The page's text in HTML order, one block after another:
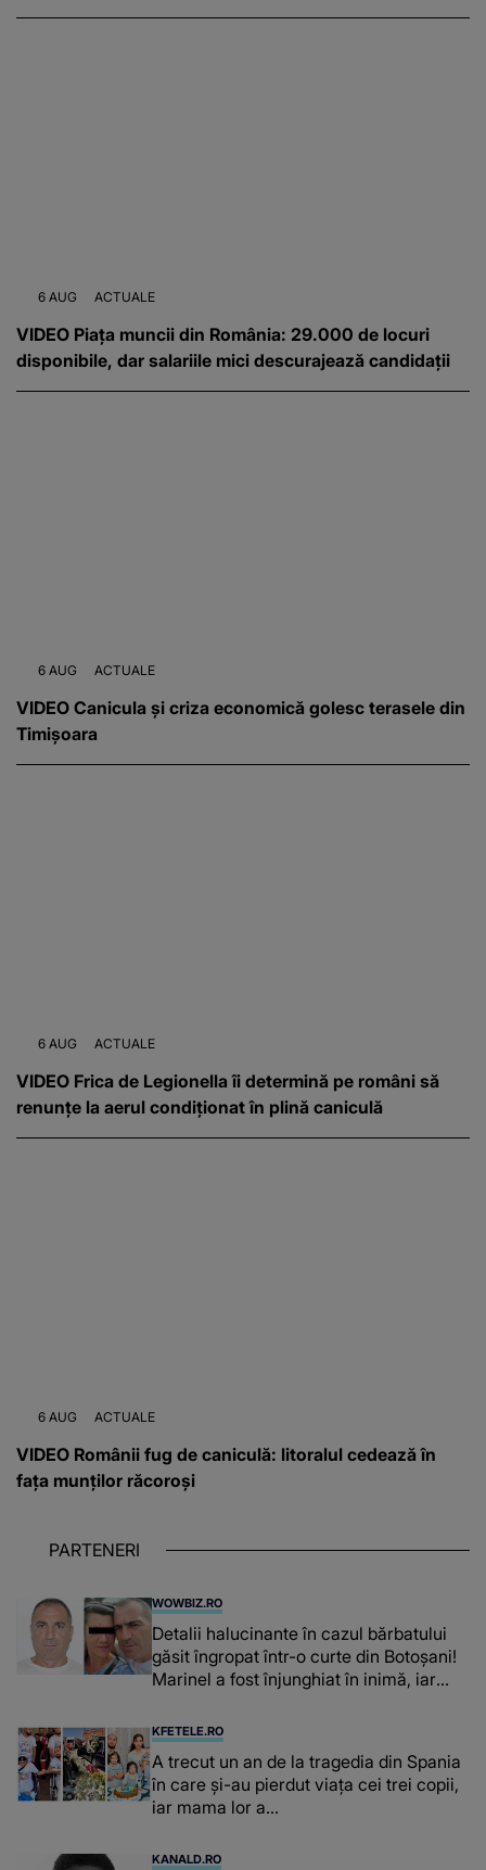
6 AUG ACTUALE
VIDEO Piața muncii din România: 29.000 de locuri
disponibile, dar salariile mici descurajează candidații
6 AUG ACTUALE
VIDEO Canicula și criza economică golesc terasele din
Timișoara
6 AUG ACTUALE
VIDEO Frica de Legionella îi determină pe români să
renunțe la aerul condiționat în plină caniculă
6 AUG ACTUALE
VIDEO Românii fug de caniculă: litoralul cedează în
fața munților răcoroși
PARTENERI
WOWBIZ.RO
Detalii halucinante în cazul bărbatului
găsit îngropat într-o curte din Botoșani!
Marinel a fost înjunghiat în inimă, iar
suspecți
KFETELE.RO
A trecut un an de la tragedia din Spania
în care și-au pierdut viața cei trei copii,
iar mama lor a…
KANALD.RO